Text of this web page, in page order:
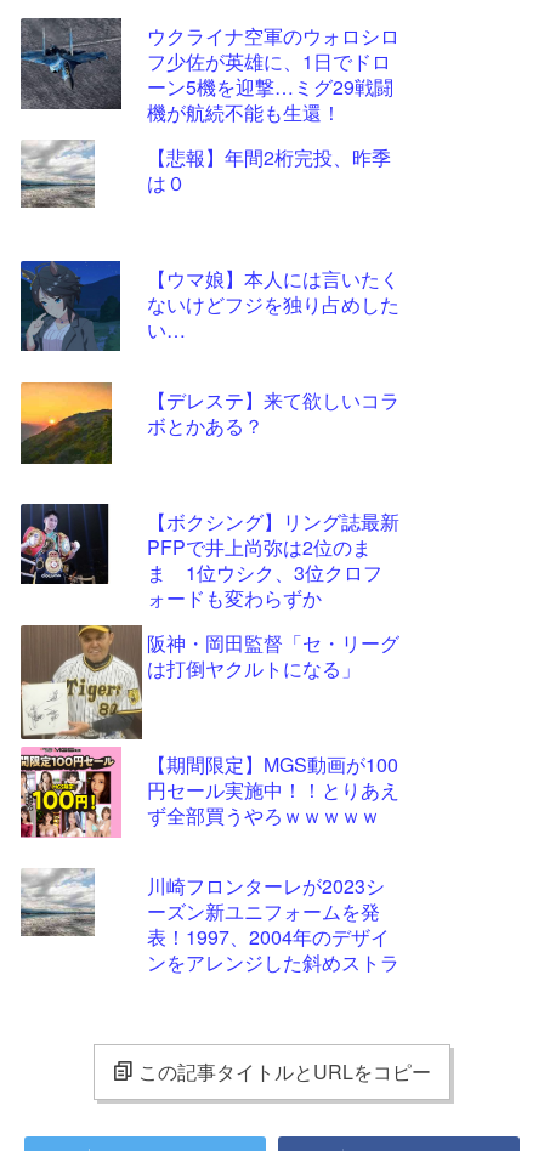
ウクライナ空軍のウォロシロ
フ少佐が英雄に、1日でドロ
ーン5機を迎撃…ミグ29戦闘
機が航続不能も生還！
【悲報】年間2桁完投、昨季
は０
【ウマ娘】本人には言いたく
ないけどフジを独り占めした
い…
【デレステ】来て欲しいコラ
ボとかある？
【ボクシング】リング誌最新
PFPで井上尚弥は2位のま
ま 1位ウシク、3位クロフ
ォードも変わらずか
阪神・岡田監督「セ・リーグ
は打倒ヤクルトになる」
【期間限定】MGS動画が100
円セール実施中！！とりあえ
ず全部買うやろｗｗｗｗｗ
川崎フロンターレが2023シ
ーズン新ユニフォームを発
表！1997、2004年のデザイ
ンをアレンジした斜めストラ
更新
ツー
ル
この記事タイトルとURLをコピー